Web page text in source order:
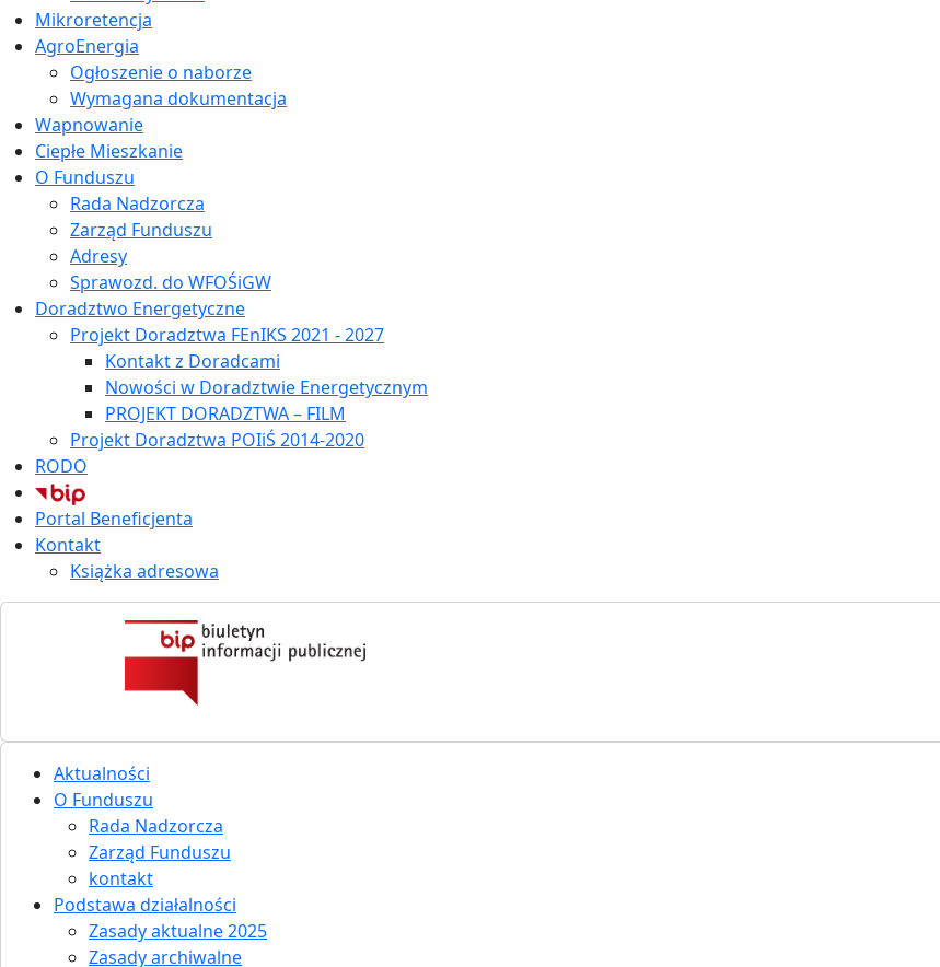
Mikroretencja
AgroEnergia
Ogłoszenie o naborze
Wymagana dokumentacja
Wapnowanie
Ciepłe Mieszkanie
O Funduszu
Rada Nadzorcza
Zarząd Funduszu
Adresy
Sprawozd. do WFOŚiGW
Doradztwo Energetyczne
Projekt Doradztwa FEnIKS 2021 - 2027
Kontakt z Doradcami
Nowości w Doradztwie Energetycznym
PROJEKT DORADZTWA – FILM
Projekt Doradztwa POIiŚ 2014-2020
RODO
Portal Beneficjenta
Kontakt
Książka adresowa
Aktualności
O Funduszu
Rada Nadzorcza
Zarząd Funduszu
kontakt
Podstawa działalności
Zasady aktualne 2025
Zasady archiwalne